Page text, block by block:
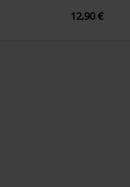
12,90 €